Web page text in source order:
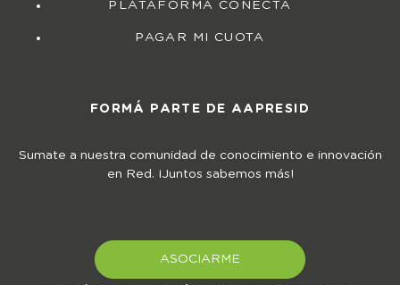
PLATAFORMA CONECTA
PAGAR MI CUOTA
FORMÁ PARTE DE AAPRESID
Sumate a nuestra comunidad de conocimiento e innovación
en Red. ¡Juntos sabemos más!
ASOCIARME